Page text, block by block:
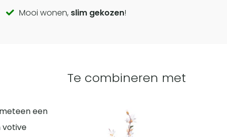
Mooi wonen, slim gekozen!
een
votive
Te combineren met